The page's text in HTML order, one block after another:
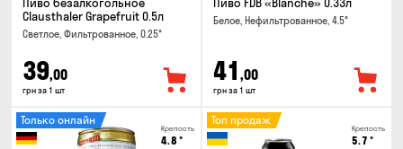
Clausthaler Grapefruit 0.5л
Светлое, Фильтрованное, 0.25°
39,00
грн за 1 шт
Белое, Нефильтрованное, 4.5°
41 ,00
грн за 1 шт
Крепость
4.8 °
Только онлайн
Крепость
5.7 °
Топ продаж